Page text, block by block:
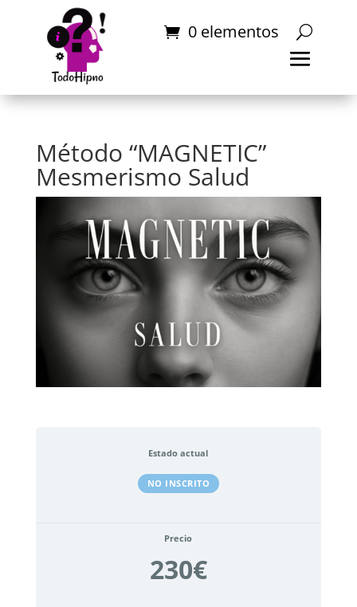
0 elementos
Método “MAGNETIC”
Mesmerismo Salud
Estado actual
NO INSCRITO
Precio
230€